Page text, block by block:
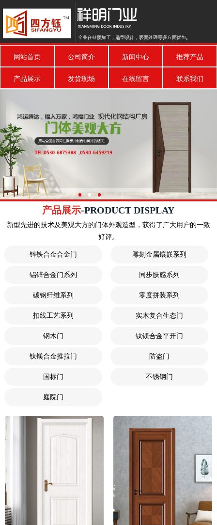
网站首页 公司简介 新闻中心 推荐产品
产品展示 发货现场 在线留言 联系我们
产品展示-PRODUCT DISPLAY
新型先进的技术及美观大方的门体外观造型，获得了广大用户的一致
好评。
锌铁合金合金门 雕刻金属镶嵌系列
铝锌合金门系列 同步肤感系列
碳钢纤维系列 零度拼装系列
扣线工艺系列 实木复合生态门
钢木门 钛镁合金平开门
钛镁合金推拉门 防盗门
国标门 不锈钢门
庭院门